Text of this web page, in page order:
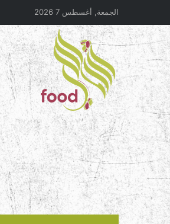
الجمعة, أغسطس 7 2026